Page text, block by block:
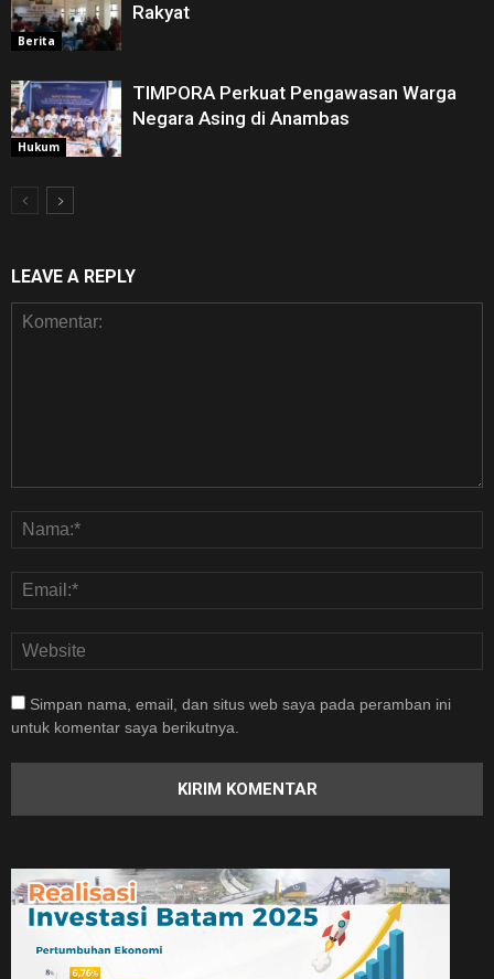
Berita
Rakyat
Hukum
TIMPORA Perkuat Pengawasan Warga
Negara Asing di Anambas ‎
LEAVE A REPLY
Simpan nama, email, dan situs web saya pada peramban ini
untuk komentar saya berikutnya.